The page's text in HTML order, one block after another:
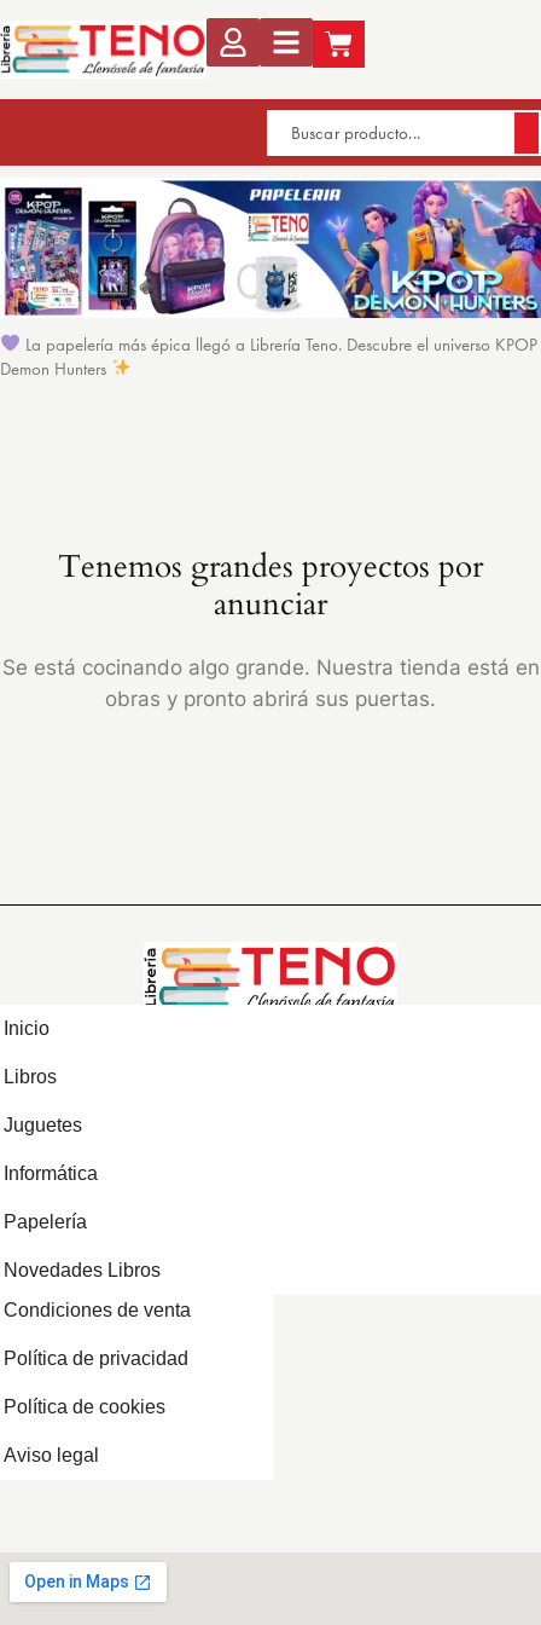
La papelería más épica llegó a Librería Teno. Descubre el universo KPOP
Demon Hunters
Tenemos grandes proyectos por
anunciar
Se está cocinando algo grande. Nuestra tienda está en
obras y pronto abrirá sus puertas.
Inicio
Libros
Juguetes
Informática
Papelería
Novedades Libros
Condiciones de venta
Política de privacidad
Política de cookies
Aviso legal